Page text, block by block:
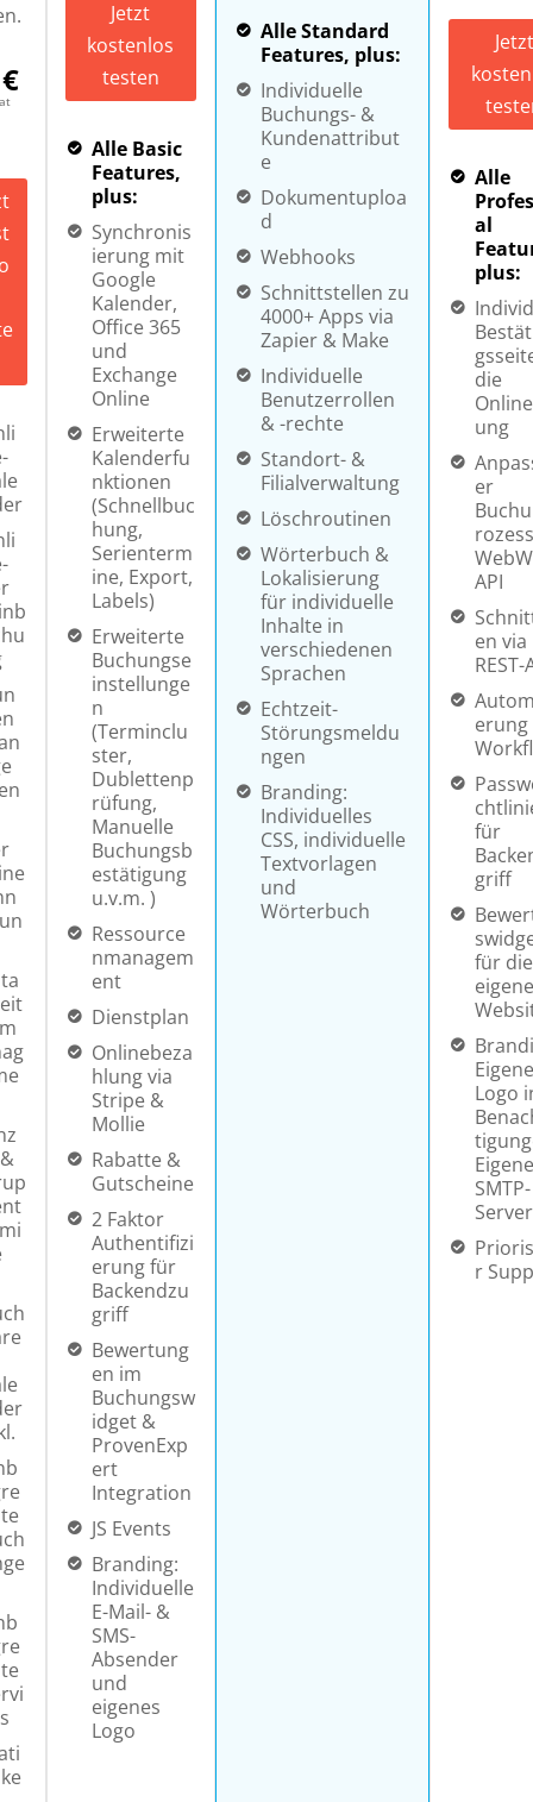
Jetzt
kostenlos
testen
Alle Basic
Features,
plus:
Synchronis
ierung mit
Google
Kalender,
Office 365
und
Exchange
Online
Erweiterte
Kalenderfu
nktionen
(Schnellbuc
hung,
Serienterm
ine, Export,
Labels)
Erweiterte
Buchungse
instellunge
n
(Terminclu
ster,
Dublettenp
rüfung,
Manuelle
Buchungsb
estätigung
u.v.m. )
Ressource
nmanagem
ent
Dienstplan
Onlinebeza
hlung via
Stripe &
Mollie
Rabatte &
Gutscheine
2 Faktor
Authentifizi
erung für
Backendzu
griff
Bewertung
en im
Buchungsw
idget &
ProvenExp
ert
Integration
JS Events
Branding:
Individuelle
E-Mail- &
SMS-
Absender
und
eigenes
Logo
Alle Standard
Features, plus:
Individuelle
Buchungs- &
Kundenattribut
e
Dokumentuploa
d
Webhooks
Schnittstellen zu
4000+ Apps via
Zapier & Make
Individuelle
Benutzerrollen
& -rechte
Standort- &
Filialverwaltung
Löschroutinen
Wörterbuch &
Lokalisierung
für individuelle
Inhalte in
verschiedenen
Sprachen
Echtzeit-
Störungsmeldu
ngen
Branding:
Individuelles
CSS, individuelle
Textvorlagen
und
Wörterbuch
Jetzt
Alle
al
plus:
die
ung
er
API
en via
REST-
für
griff
für die
eigene
Logo
SMTP-
Server
r